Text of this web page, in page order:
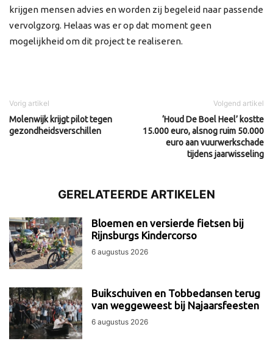
krijgen mensen advies en worden zij begeleid naar passende
vervolgzorg. Helaas was er op dat moment geen
mogelijkheid om dit project te realiseren.
Vorig artikel
Molenwijk krijgt pilot tegen
gezondheidsverschillen
Volgend artikel
‘Houd De Boel Heel’ kostte
15.000 euro, alsnog ruim 50.000
euro aan vuurwerkschade
tijdens jaarwisseling
GERELATEERDE ARTIKELEN
Bloemen en versierde fietsen bij
Rijnsburgs Kindercorso
6 augustus 2026
Buikschuiven en Tobbedansen terug
van weggeweest bij Najaarsfeesten
6 augustus 2026